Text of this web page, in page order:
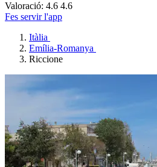
Valoració: 4.6 4.6
Fes servir l'app
Itàlia
Emília-Romanya
Riccione